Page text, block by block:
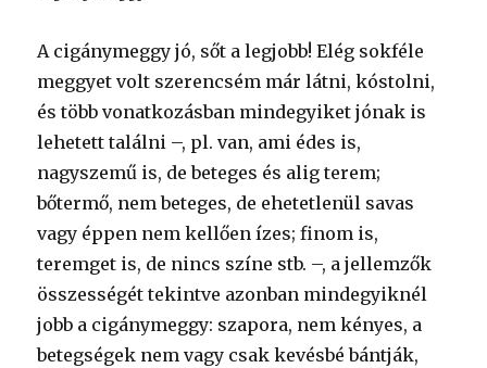
A cigánymeggy jó, sőt a legjobb! Elég sokféle
meggyet volt szerencsém már látni, kóstolni,
és több vonatkozásban mindegyiket jónak is
lehetett találni –, pl. van, ami édes is,
nagyszemű is, de beteges és alig terem;
bőtermő, nem beteges, de ehetetlenül savas
vagy éppen nem kellően ízes; finom is,
teremget is, de nincs színe stb. –, a jellemzők
összességét tekintve azonban mindegyiknél
jobb a cigánymeggy: szapora, nem kényes, a
betegségek nem vagy csak kevésbé bántják,